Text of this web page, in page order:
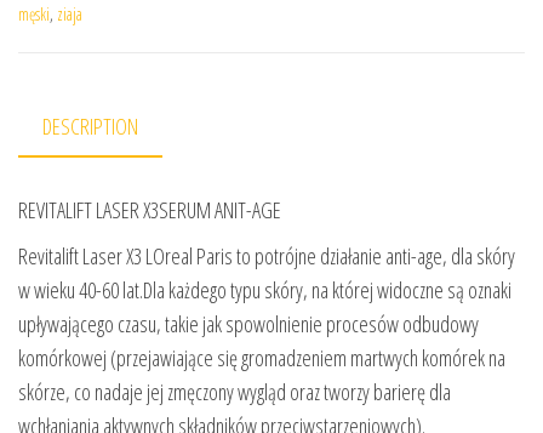
męski, ziaja
DESCRIPTION
REVITALIFT LASER X3SERUM ANIT-AGE
Revitalift Laser X3 LOreal Paris to potrójne działanie anti-age, dla skóry
w wieku 40-60 lat.Dla każdego typu skóry, na której widoczne są oznaki
upływającego czasu, takie jak spowolnienie procesów odbudowy
komórkowej (przejawiające się gromadzeniem martwych komórek na
skórze, co nadaje jej zmęczony wygląd oraz tworzy barierę dla
wchłaniania aktywnych składników przeciwstarzeniowych).